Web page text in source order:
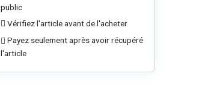
public
Vérifiez l'article avant de l'acheter
Payez seulement après avoir récupéré
l'article